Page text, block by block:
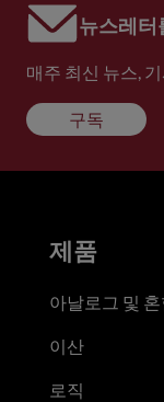
뉴스레터
매주 최신 뉴스,
구독
제품
아날로그 및
이산
로직